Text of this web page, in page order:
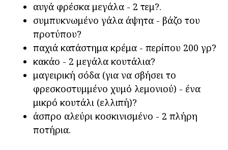
αυγά φρέσκα μεγάλα - 2 τεμ?.
συμπυκνωμένο γάλα άψητα - βάζο του
προτύπου?
παχιά κατάστημα κρέμα - περίπου 200 γρ?
κακάο - 2 μεγάλα κουτάλια?
μαγειρική σόδα (για να σβήσει το
φρεσκοστυμμένο χυμό λεμονιού) - ένα
μικρό κουτάλι (ελλιπή)?
άσπρο αλεύρι κοσκινισμένο - 2 πλήρη
ποτήρια.